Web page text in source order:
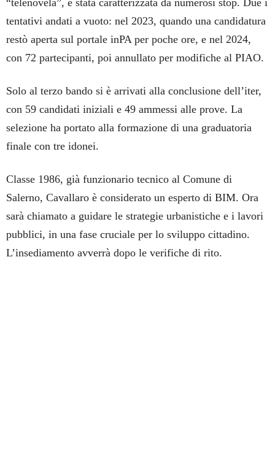
tentativi andati a vuoto: nel 2023, quando una candidatura
restò aperta sul portale inPA per poche ore, e nel 2024,
con 72 partecipanti, poi annullato per modifiche al PIAO.
Solo al terzo bando si è arrivati alla conclusione dell’iter,
con 59 candidati iniziali e 49 ammessi alle prove. La
selezione ha portato alla formazione di una graduatoria
finale con tre idonei.
Classe 1986, già funzionario tecnico al Comune di
Salerno, Cavallaro è considerato un esperto di BIM. Ora
sarà chiamato a guidare le strategie urbanistiche e i lavori
pubblici, in una fase cruciale per lo sviluppo cittadino.
L’insediamento avverrà dopo le verifiche di rito.